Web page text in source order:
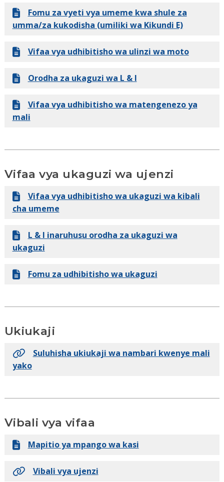
Fomu za vyeti vya umeme kwa shule za
umma/za kukodisha (umiliki wa Kikundi E)
Vifaa vya udhibitisho wa ulinzi wa moto
Orodha za ukaguzi wa L & I
Vifaa vya udhibitisho wa matengenezo ya
mali
Vifaa vya ukaguzi wa ujenzi
Vifaa vya udhibitisho wa ukaguzi wa kibali
cha umeme
L & I inaruhusu orodha za ukaguzi wa
ukaguzi
Fomu za udhibitisho wa ukaguzi
Ukiukaji
Suluhisha ukiukaji wa nambari kwenye mali
yako
Vibali vya vifaa
Mapitio ya mpango wa kasi
Vibali vya ujenzi